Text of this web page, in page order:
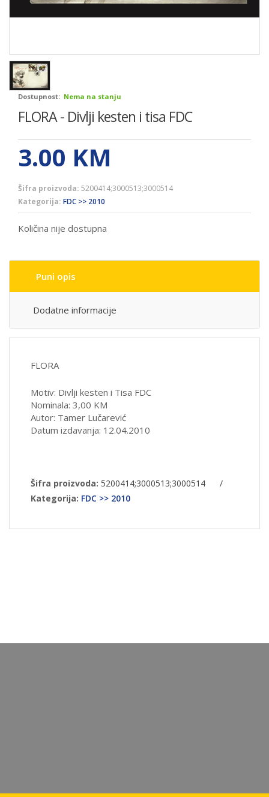
Dostupnost: Nema na stanju
FLORA - Divlji kesten i tisa FDC
3.00 KM
Šifra proizvoda: 5200414;3000513;3000514
Kategorija: FDC >> 2010
Količina nije dostupna
Puni opis
Dodatne informacije
FLORA
Motiv: Divlji kesten i Tisa FDC
Nominala: 3,00 KM
Autor: Tamer Lučarević
Datum izdavanja: 12.04.2010
Šifra proizvoda: 5200414;3000513;3000514
/
Kategorija: FDC >> 2010